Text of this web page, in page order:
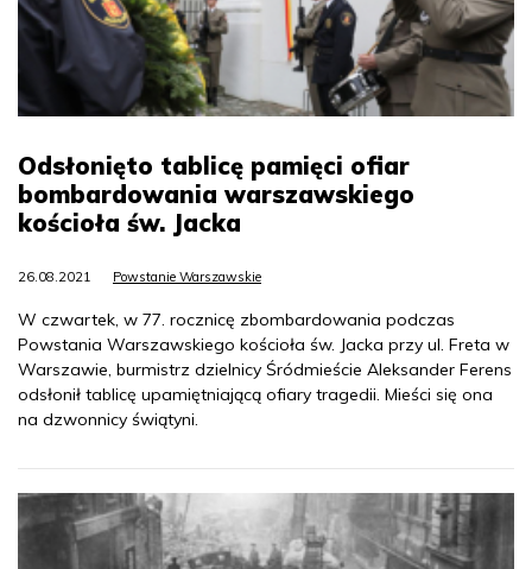
Odsłonięto tablicę pamięci ofiar
bombardowania warszawskiego
kościoła św. Jacka
26.08.2021 Powstanie Warszawskie
W czwartek, w 77. rocznicę zbombardowania podczas
Powstania Warszawskiego kościoła św. Jacka przy ul. Freta w
Warszawie, burmistrz dzielnicy Śródmieście Aleksander Ferens
odsłonił tablicę upamiętniającą ofiary tragedii. Mieści się ona
na dzwonnicy świątyni.